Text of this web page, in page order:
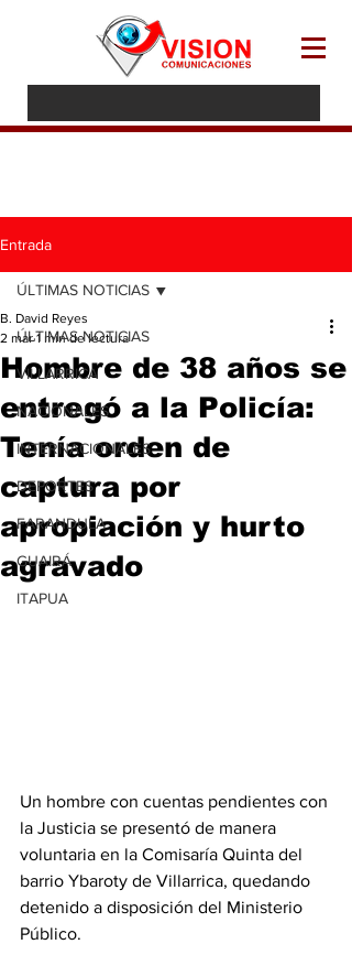
Entrada
ÚLTIMAS NOTICIAS
VILLARRICA
NACIONALES
INTERNACIONALES
DEPORTES
FARANDULA
GUAIRÁ
ITAPUA
ÚLTIMAS NOTICIAS
Hombre de 38 años se
entregó a la Policía:
Tenía orden de
captura por
apropiación y hurto
agravado
B. David Reyes
2 mar 1 min de lectura
Un hombre con cuentas pendientes con
la Justicia se presentó de manera
voluntaria en la Comisaría Quinta del
barrio Ybaroty de Villarrica, quedando
detenido a disposición del Ministerio
Público.